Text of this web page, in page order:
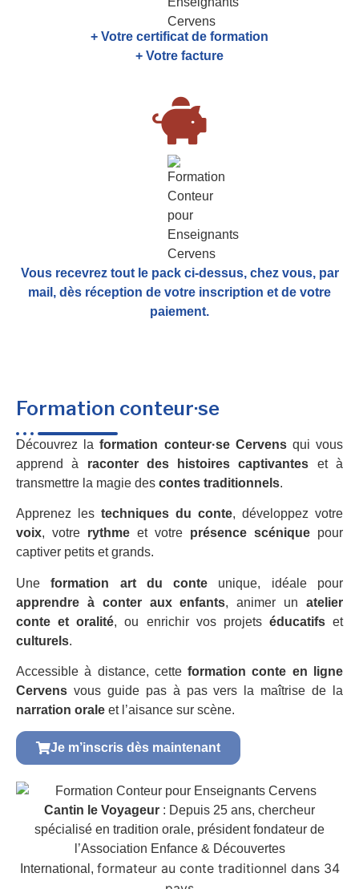
+ Votre certificat de formation
+ Votre facture
Vous recevrez tout le pack ci-dessus, chez vous, par
mail, dès réception de votre inscription et de votre
paiement.
Formation conteur·se
Découvrez laformation conteur·se Cervensqui vous
apprend à raconter des histoires captivantes et à
transmettre la magie des contes traditionnels.
Apprenez les techniques du conte, développez votre
voix, votre rythme et votre présence scénique pour
captiver petits et grands.
Uneformation art du conte unique, idéale pour
apprendre à conter aux enfants, animer unatelier
conte et oralité, ou enrichir vos projets éducatifset
culturels.
Accessible à distance, cetteformation conte en ligne
Cervens vous guide pas à pas vers la maîtrise de la
narration orale et l’aisance sur scène.
Je m’inscris dès maintenant
Cantin le Voyageur : Depuis 25 ans, chercheur
spécialisé en tradition orale, président fondateur de
l’Association Enfance & Découvertes
International, formateur au conte traditionnel dans 34